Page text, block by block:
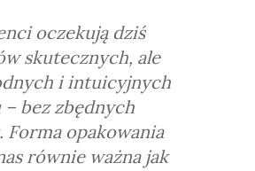
oczekują dziś
skutecznych, ale
i intuicyjnych
bez zbędnych
Forma opakowania
równie ważna jak